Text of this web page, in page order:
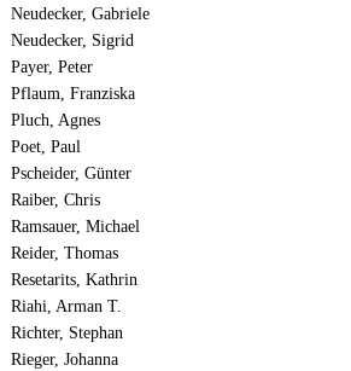
Neudecker, Gabriele
Neudecker, Sigrid
Payer, Peter
Pflaum, Franziska
Pluch, Agnes
Poet, Paul
Pscheider, Günter
Raiber, Chris
Ramsauer, Michael
Reider, Thomas
Resetarits, Kathrin
Riahi, Arman T.
Richter, Stephan
Rieger, Johanna